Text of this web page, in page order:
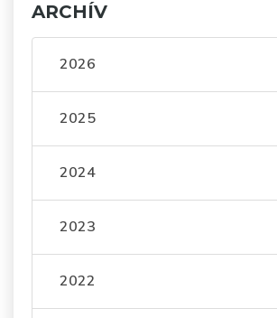
ARCHÍV
2026
2025
2024
2023
2022